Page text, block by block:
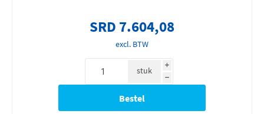
SRD 7.604,08
excl. BTW
i
h
stuk